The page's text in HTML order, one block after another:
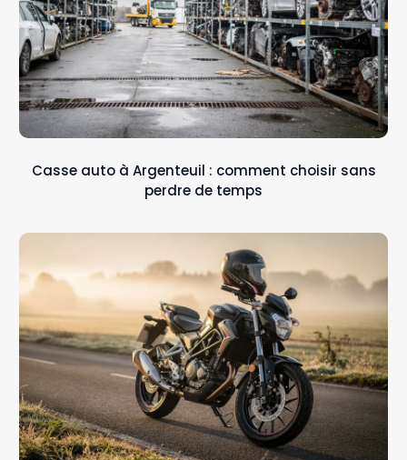
Casse auto à Argenteuil : comment choisir sans
perdre de temps